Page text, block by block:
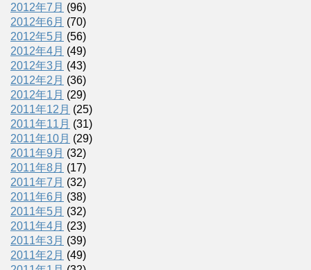
2012年7月 (96)
2012年6月 (70)
2012年5月 (56)
2012年4月 (49)
2012年3月 (43)
2012年2月 (36)
2012年1月 (29)
2011年12月 (25)
2011年11月 (31)
2011年10月 (29)
2011年9月 (32)
2011年8月 (17)
2011年7月 (32)
2011年6月 (38)
2011年5月 (32)
2011年4月 (23)
2011年3月 (39)
2011年2月 (49)